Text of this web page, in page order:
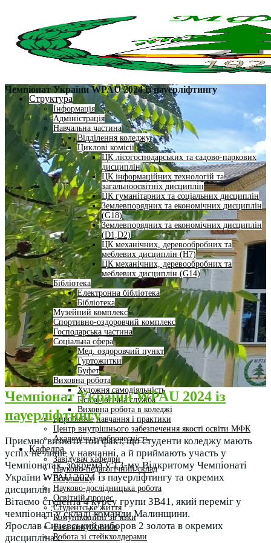
Структура
Інформація
Адміністрація
Навчальна частина
Відділення коледжу
Циклові комісії
ЦК лісогосподарських та садово-паркових
дисциплін
ЦК інформаційних технологій та
загальноосвітніх дисциплін
ЦК гуманітарних та соціальних дисциплін
Землевпорядних та економічних дисциплін
(G18)
Землевпорядних та економічних дисциплін
(D1,D2)
ЦК механічних, деревообробних та
меблевих дисциплін (H7)
ЦК механічних, деревообробних та
меблевих дисциплін (G14)
Бібліотека
Електронна бібліотека
Бібліотека
Музейний комплекс
Спортивно-оздоровчий комплекс
Господарська частина
Соціальна сфера
Мед. оздоровчий пункт
Гуртожитки
Буфет
Виховна робота
Художня самодіяльність
Психологічна служба
Виховна робота в коледжі
Виробниче навчання і практики
Центр внутрішнього забезпечення якості освіти МФК
Академічна доброчесність
Кафедра
Завідувач кафедри
Науково-педагогічний склад
Вступнику
Науково-дослідницька робота
Освітній процес
Студентське життя
Комунікаційні зв’язки
База випускників
Робота зі стейкхолдерами
Чемпіонат України WPAU 2024 із пауерліфтингу
Чемпіонат України WPAU 2024 із
пауерліфтингу
Приємно визнати той факт, що студенти коледжу мають
успіх не лише у навчанні, а й приймають участь у
Чемпіонатах, зокрема у 13-му Відкритому Чемпіонаті
України WPAU 2024 із пауерліфтингу та окремих
дисциплін
Вітаємо студента 4 курсу групи ЗВ41, який переміг у
чемпіонаті у складі команди Малинщини.
Ярослав Сичевський виборов 2 золота в окремих
дисциплінах.